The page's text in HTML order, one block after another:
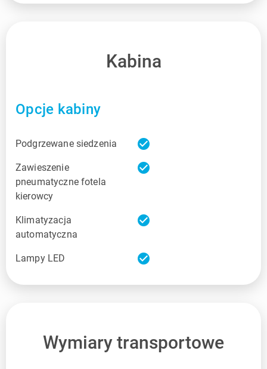
Kabina
Opcje kabiny
Podgrzewane siedzenia check_circle
Zawieszenie
pneumatyczne fotela
kierowcy
check_circle
Klimatyzacja
automatyczna
check_circle
Lampy LED check_circle
Wymiary transportowe